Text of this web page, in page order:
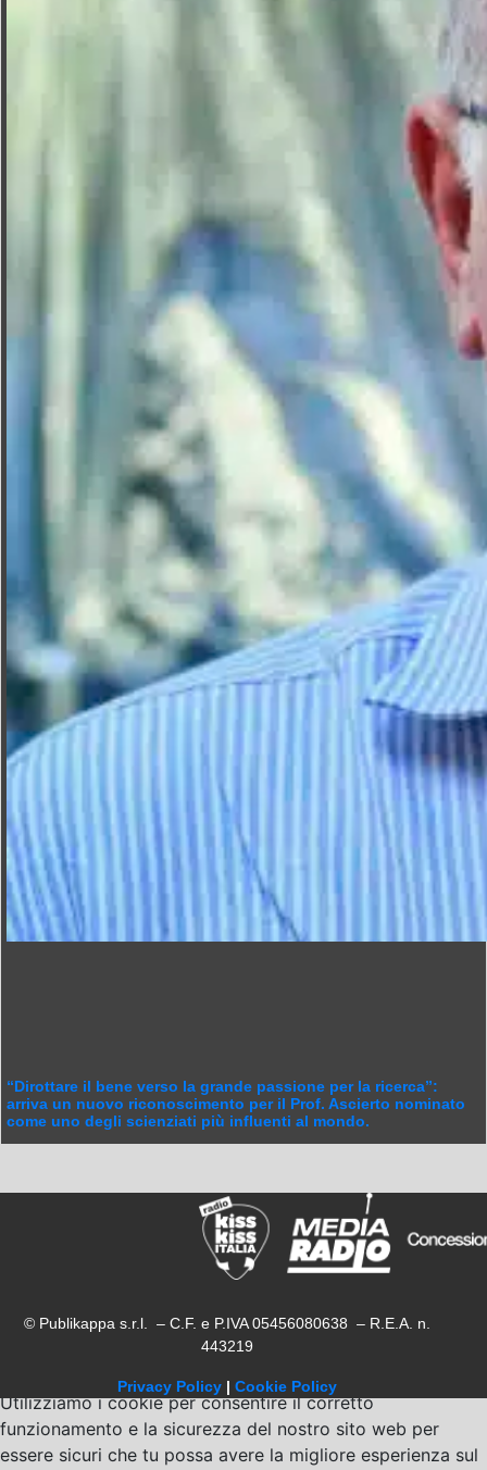
“Dirottare il bene verso la grande passione per la ricerca”:
arriva un nuovo riconoscimento per il Prof. Ascierto nominato
come uno degli scienziati più influenti al mondo.
© Publikappa s.r.l. – C.F. e P.IVA 05456080638 – R.E.A. n.
443219
Privacy Policy | Cookie Policy
Utilizziamo i cookie per consentire il corretto
funzionamento e la sicurezza del nostro sito web per
essere sicuri che tu possa avere la migliore esperienza sul